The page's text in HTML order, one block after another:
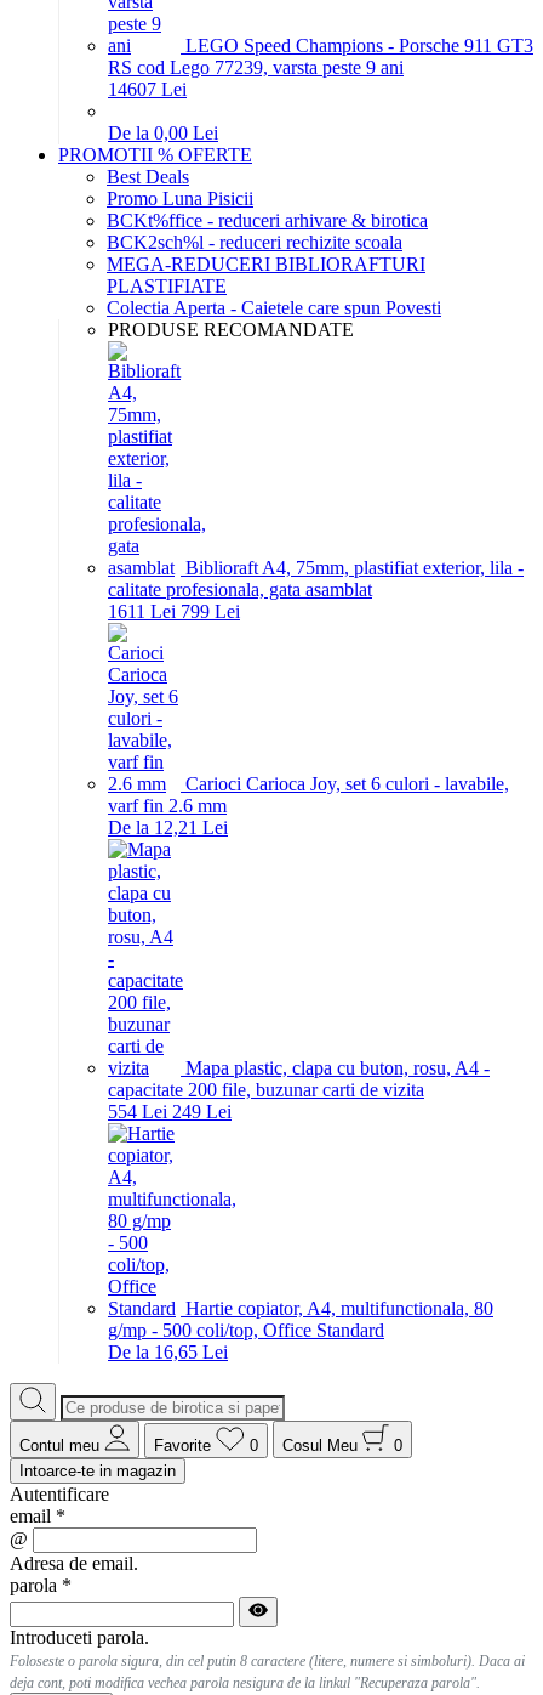
LEGO Speed Champions - Porsche 911 GT3
RS cod Lego 77239, varsta peste 9 ani
14607 Lei
De la 0,00 Lei
PROMOTII % OFERTE
Best Deals
Promo Luna Pisicii
BCKt%ffice - reduceri arhivare & birotica
BCK2sch%l - reduceri rechizite scoala
MEGA-REDUCERI BIBLIORAFTURI
PLASTIFIATE
Colectia Aperta - Caietele care spun Povesti
PRODUSE RECOMANDATE
Biblioraft A4, 75mm, plastifiat exterior, lila -
calitate profesionala, gata asamblat
1611 Lei 799 Lei
Carioci Carioca Joy, set 6 culori - lavabile,
varf fin 2.6 mm
De la 12,21 Lei
Mapa plastic, clapa cu buton, rosu, A4 -
capacitate 200 file, buzunar carti de vizita
554 Lei 249 Lei
Hartie copiator, A4, multifunctionala, 80
g/mp - 500 coli/top, Office Standard
De la 16,65 Lei
Contul meu Favorite 0 Cosul Meu
0
Intoarce-te in magazin
Autentificare
email *
@
Adresa de email.
parola *
Introduceti parola.
Foloseste o parola sigura, din cel putin 8 caractere (litere, numere si simboluri). Daca ai
deja cont, poti modifica vechea parola nesigura de la linkul "Recuperaza parola".